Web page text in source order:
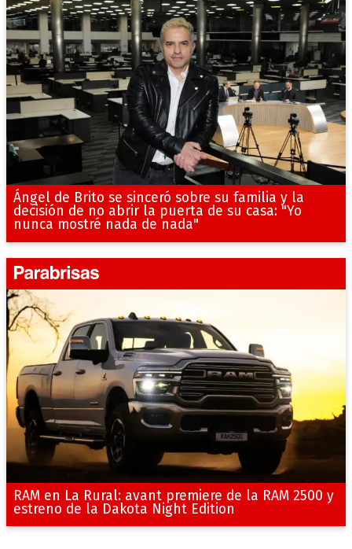
Ángel de Brito se sinceró sobre su familia y la
decisión de no abrir la puerta de su casa: "Yo
nunca mostré nada de nada"
RAM en La Rural: avant premiere de la RAM 2500 y
estreno de la Dakota Night Edition